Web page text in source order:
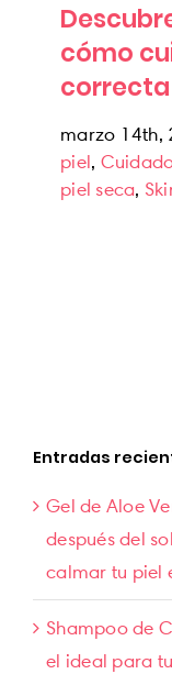
cómo
correcta
marzo 14th,
piel,
piel seca,
Entradas
Gel de Aloe
después del
calmar tu piel
Shampoo de
el ideal para